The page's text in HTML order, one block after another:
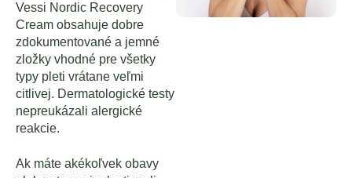
Vessi Nordic Recovery
Cream obsahuje dobre
zdokumentované a jemné
zložky vhodné pre všetky
typy pleti vrátane veľmi
citlivej. Dermatologické testy
nepreukázali alergické
reakcie.
Ak máte akékoľvek obavy